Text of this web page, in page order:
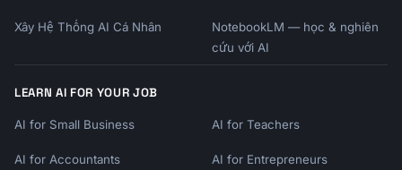
Xây Hệ Thống AI Cá Nhân
NotebookLM — học & nghiên
cứu với AI
LEARN AI FOR YOUR JOB
AI for Small Business AI for Teachers
AI for Accountants AI for Entrepreneurs